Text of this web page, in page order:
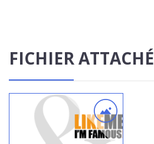
FICHIER ATTACHÉ